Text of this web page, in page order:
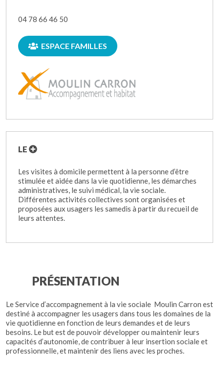
PRÉSENTATION
Le Service d’accompagnement à la vie sociale Moulin Carron est
destiné à accompagner les usagers dans tous les domaines de la
vie quotidienne en fonction de leurs demandes et de leurs
besoins. Le but est de pouvoir développer ou maintenir leurs
capacités d’autonomie, de contribuer à leur insertion sociale et
professionnelle, et maintenir des liens avec les proches.
04 78 66 46 50
ESPACE FAMILLES
LE
Les visites à domicile permettent à la personne d’être
stimulée et aidée dans la vie quotidienne, les démarches
administratives, le suivi médical, la vie sociale.
Différentes activités collectives sont organisées et
proposées aux usagers les samedis à partir du recueil de
leurs attentes.